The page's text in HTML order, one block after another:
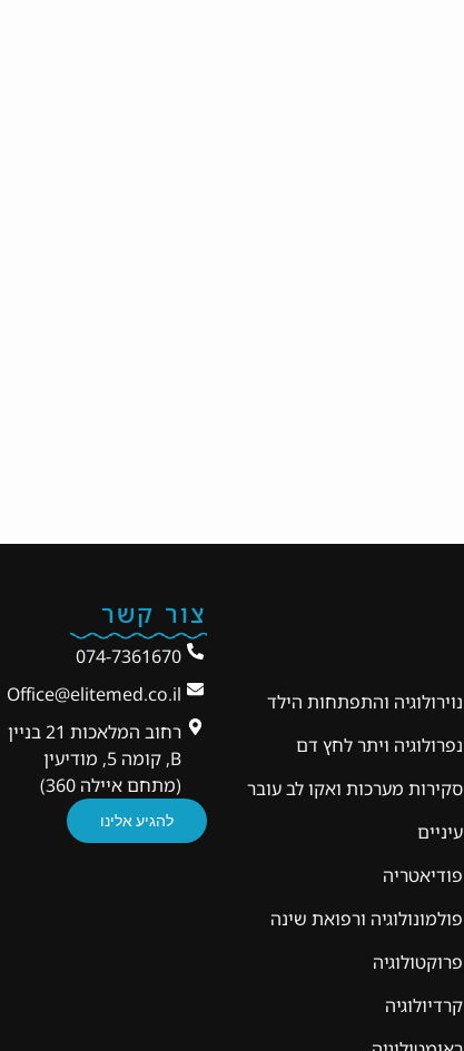
נוירולוגיה והתפתחות הילד
נפרולוגיה ויתר לחץ דם
סקירות מערכות ואקו לב עובר
עיניים
פודיאטריה
פולמונולוגיה ורפואת שינה
פרוקטולוגיה
קרדיולוגיה
צור קשר
074-7361670
Office@elitemed.co.il
רחוב המלאכות 21 בניין
B, קומה 5, מודיעין
(מתחם איילה 360)
להגיע אלינו